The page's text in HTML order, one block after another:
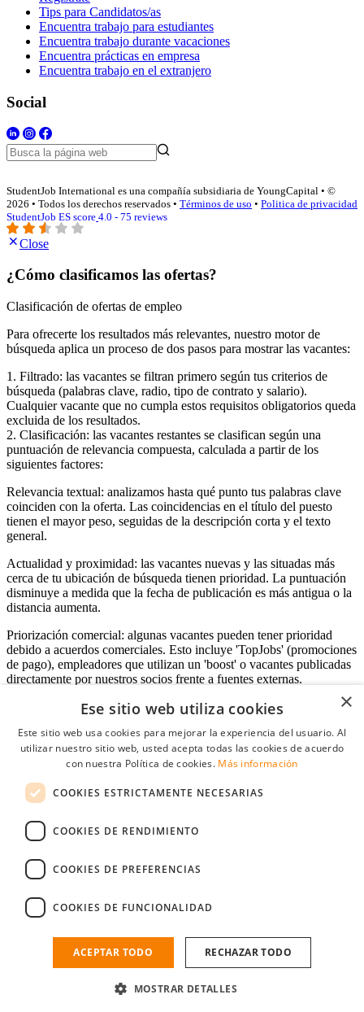
Tips para Candidatos/as
Encuentra trabajo para estudiantes
Encuentra trabajo durante vacaciones
Encuentra prácticas en empresa
Encuentra trabajo en el extranjero
Social
StudentJob International es una compañía subsidiaria de YoungCapital • ©
2026 • Todos los derechos reservados • Términos de uso • Politica de privacidad
StudentJob ES score 4.0 - 75 reviews
Close
¿Cómo clasificamos las ofertas?
Clasificación de ofertas de empleo
Para ofrecerte los resultados más relevantes, nuestro motor de
búsqueda aplica un proceso de dos pasos para mostrar las vacantes:
1. Filtrado: las vacantes se filtran primero según tus criterios de
búsqueda (palabras clave, radio, tipo de contrato y salario).
Cualquier vacante que no cumpla estos requisitos obligatorios queda
excluida de los resultados.
2. Clasificación: las vacantes restantes se clasifican según una
puntuación de relevancia compuesta, calculada a partir de los
siguientes factores:
Relevancia textual: analizamos hasta qué punto tus palabras clave
coinciden con la oferta. Las coincidencias en el título del puesto
tienen el mayor peso, seguidas de la descripción corta y el texto
general.
Actualidad y proximidad: las vacantes nuevas y las situadas más
cerca de tu ubicación de búsqueda tienen prioridad. La puntuación
disminuye a medida que la fecha de publicación es más antigua o la
distancia aumenta.
Priorización comercial: algunas vacantes pueden tener prioridad
debido a acuerdos comerciales. Esto incluye 'TopJobs' (promociones
de pago), empleadores que utilizan un 'boost' o vacantes publicadas
directamente por nuestros socios frente a fuentes externas.
Acceso empresas
Contraseña
Recordarme
Conectarse
Registro gratuito empresas
Encuentre al candidato perfecto a tan sólo un par de clicks
×
Ese sitio web utiliza cookies
Este sitio web usa cookies para mejorar la experiencia del usuario. Al
utilizar nuestro sitio web, usted acepta todas las cookies de acuerdo
con nuestra Política de cookies. Más información
COOKIES ESTRICTAMENTE NECESARIAS
COOKIES DE RENDIMIENTO
COOKIES DE PREFERENCIAS
COOKIES DE FUNCIONALIDAD
ACEPTAR TODO RECHAZAR TODO
MOSTRAR DETALLES